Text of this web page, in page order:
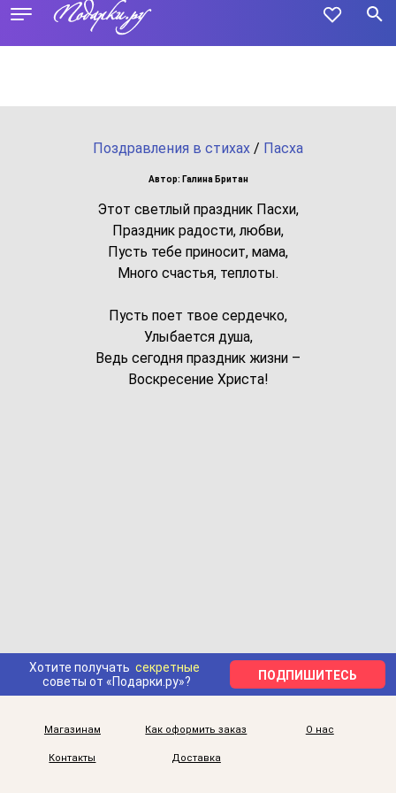
Поздравления в стихах / Пасха
Автор: Галина Британ
Этот светлый праздник Пасхи,
Праздник радости, любви,
Пусть тебе приносит, мама,
Много счастья, теплоты.
Пусть поет твое сердечко,
Улыбается душа,
Ведь сегодня праздник жизни –
Воскресение Христа!
Хотите получать секретные
советы от «Подарки.ру»?
ПОДПИШИТЕСЬ
Магазинам Как оформить заказ О нас
Контакты Доставка